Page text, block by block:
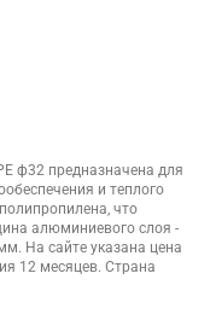
ф32 предназначена для
и теплого
что
алюминиевого слоя -
На сайте указана цена
12 месяцев. Страна